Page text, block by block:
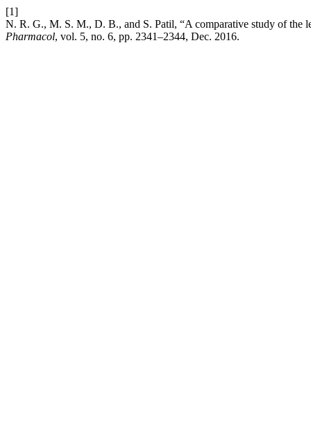
[1]
N. R. G., M. S. M., D. B., and S. Patil, “A comparative study of the
Pharmacol, vol. 5, no. 6, pp. 2341–2344, Dec. 2016.